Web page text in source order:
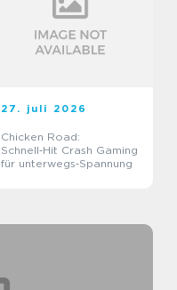
27. juli 2026
Chicken Road:
Schnell‑Hit Crash Gaming
für unterwegs‑Spannung